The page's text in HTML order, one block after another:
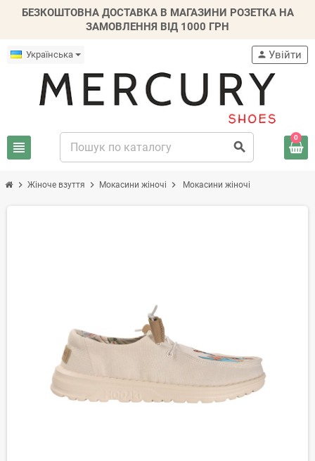
БЕЗКОШТОВНА ДОСТАВКА В МАГАЗИНИ РОЗЕТКА НА
ЗАМОВЛЕННЯ ВІД 1000 ГРН
Українська
view_headline search
person Увійти
0
chevron_right Жіноче взуття chevron_right Мокасини жіночі chevron_right Мокасини жіночі